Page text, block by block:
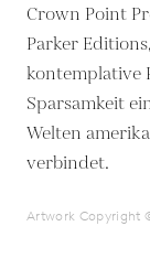
Crown Point
Parker
kontemplative
Sparsamkeit
Welten
verbindet.
Artwork Copyright